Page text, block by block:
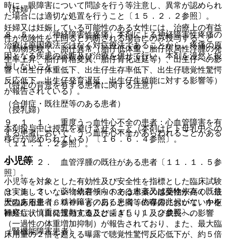
（妊婦）
妊婦又は妊娠している可能性のある女性には、治療上の有益
性が危険性を上回ると判断される場合にのみ投与すること
（動物実験で、胎仔異常（胎仔低体重、胎仔限局性浮腫の発
生率上昇、胎仔骨格変異、胎仔骨化遅延等）、出生仔への影
響（出生仔体重低下、出生仔生存率低下、出生仔聴覚性驚愕
反応低下、出生仔発育遅延、出生仔生殖能に対する影響等）
が報告されている）。
（授乳婦）
本剤投与中は授乳を避けさせること（本剤はヒト母乳中への
移行が認められている）〔１６．６．４参照〕。
小児等
小児等を対象とした有効性及び安全性を指標とした臨床試験
は実施していない（幼若ラットでは本薬の感受性が高く、最
大臨床用量（６００ｍｇ／日）と同等の曝露において、中枢
神経症状（自発運動亢進及び歯ぎしり）及び成長への影響
（一過性の体重増加抑制）が報告されており、また、最大臨
床用量の２倍を超える曝露で聴覚性驚愕反応低下が、約５倍
時に、眼障害について問診を行う等注意し、異常が認められ
た場合には適切な処置を行うこと〔１５．２．２参照〕。
８．５． 〈神経障害性疼痛〉本剤による神経障害性疼痛の
治療は原因療法ではなく対症療法であることから、疼痛の原
因となる疾患の診断及び治療を併せて行い、本剤を漫然と投
与しないこと。
（特定の背景を有する患者に関する注意）
（合併症・既往歴等のある患者）
９．１．１． 重度うっ血性心不全の患者：心血管障害を有
する患者において、うっ血性心不全があらわれることがある
〔１１．１．２参照〕。
９．１．２． 血管浮腫の既往がある患者〔１１．１．５参
照〕。
９．１．３． 薬物依存傾向のある患者又は薬物依存の既往
歴のある患者、精神障害のある患者：依存の兆候がないかを
観察し、慎重に投与すること〔１５．１．２参照〕。
（腎機能障害患者）